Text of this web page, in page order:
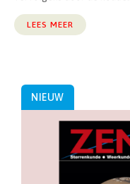
LEES MEER
NIEUW